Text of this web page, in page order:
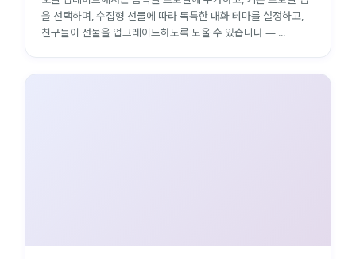
을 선택하며, 수집형 선물에 따라 독특한 대화 테마를 설정하고,
친구들이 선물을 업그레이드하도록 도울 수 있습니다 — ...